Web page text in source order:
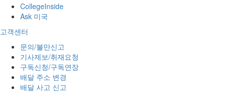
CollegeInside
Ask 미국
고객센터
문의/불만신고
기사제보/취재요청
구독신청/구독연장
배달 주소 변경
배달 사고 신고